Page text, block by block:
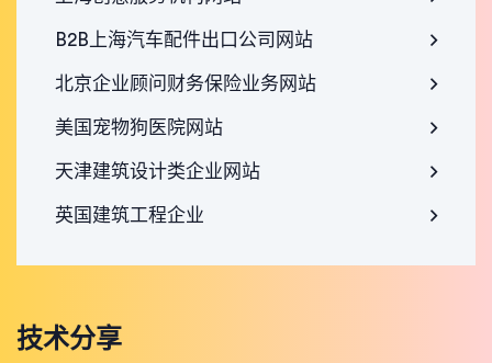
B2B上海汽车配件出口公司网站
北京企业顾问财务保险业务网站
美国宠物狗医院网站
天津建筑设计类企业网站
英国建筑工程企业
技术分享